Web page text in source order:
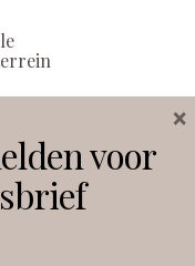
voor
×